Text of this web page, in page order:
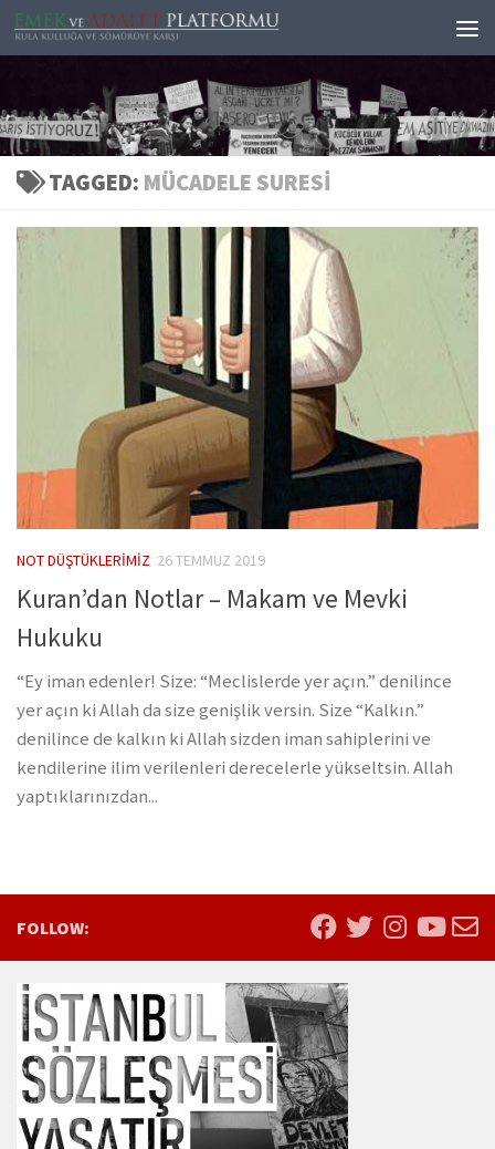
Skip to content
TAGGED: MÜCADELE SURESI
NOT DÜŞTÜKLERIMIZ 26 TEMMUZ 2019
Kuran’dan Notlar – Makam ve Mevki
Hukuku
“Ey iman edenler! Size: “Meclislerde yer açın.” denilince
yer açın ki Allah da size genişlik versin. Size “Kalkın.”
denilince de kalkın ki Allah sizden iman sahiplerini ve
kendilerine ilim verilenleri derecelerle yükseltsin. Allah
yaptıklarınızdan...
FOLLOW: